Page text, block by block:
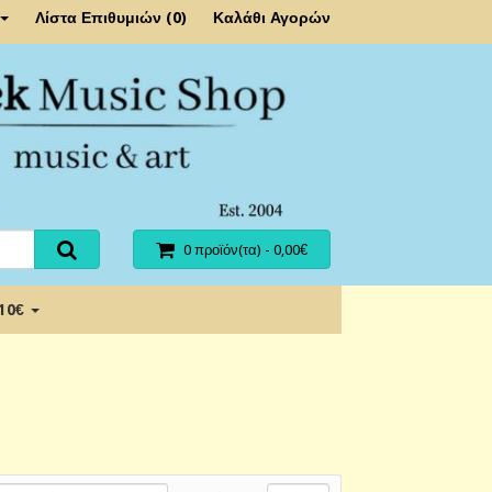
Λίστα Επιθυμιών (0) Καλάθι Αγορών
0 προϊόν(τα) - 0,00€